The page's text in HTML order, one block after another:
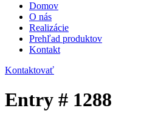
Domov
O nás
Realizácie
Prehľad produktov
Kontakt
Kontaktovať
Entry # 1288